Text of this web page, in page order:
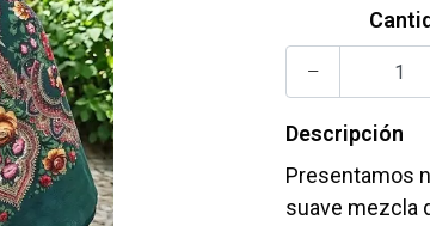
-
Descripción
Presentamos
suave mezcla